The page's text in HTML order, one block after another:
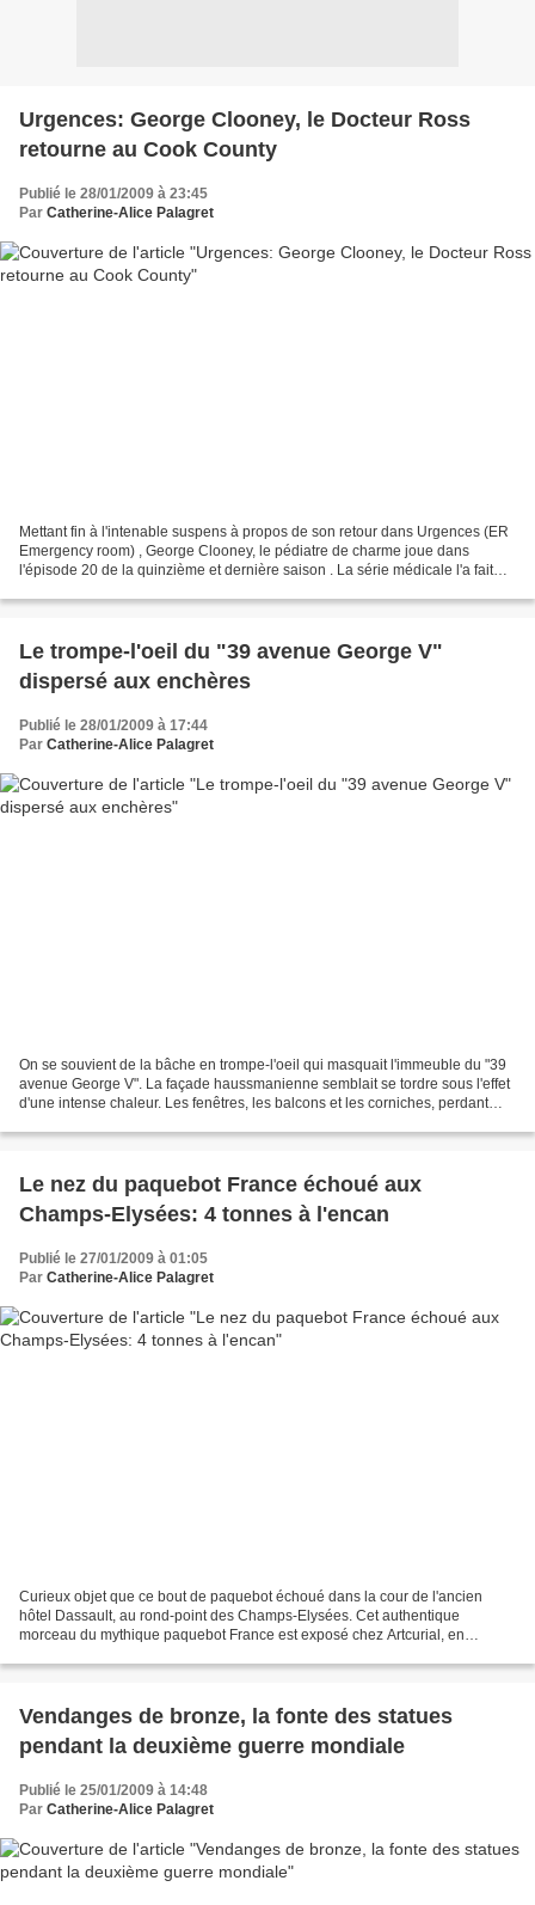
Urgences: George Clooney, le Docteur Ross
retourne au Cook County
Publié le 28/01/2009 à 23:45
Par Catherine-Alice Palagret
Mettant fin à l'intenable suspens à propos de son retour dans Urgences (ER
Emergency room) , George Clooney, le pédiatre de charme joue dans
l'épisode 20 de la quinzième et dernière saison . La série médicale l'a fait
Le trompe-l'oeil du "39 avenue George V"
dispersé aux enchères
Publié le 28/01/2009 à 17:44
Par Catherine-Alice Palagret
On se souvient de la bâche en trompe-l'oeil qui masquait l'immeuble du "39
avenue George V". La façade haussmanienne semblait se tordre sous l'effet
d'une intense chaleur. Les fenêtres, les balcons et les corniches, perdant
Le nez du paquebot France échoué aux
Champs-Elysées: 4 tonnes à l'encan
Publié le 27/01/2009 à 01:05
Par Catherine-Alice Palagret
Curieux objet que ce bout de paquebot échoué dans la cour de l'ancien
hôtel Dassault, au rond-point des Champs-Elysées. Cet authentique
morceau du mythique paquebot France est exposé chez Artcurial, en
Vendanges de bronze, la fonte des statues
pendant la deuxième guerre mondiale
Publié le 25/01/2009 à 14:48
Par Catherine-Alice Palagret